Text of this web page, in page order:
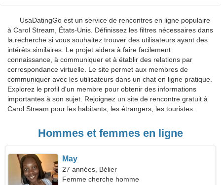
UsaDatingGo est un service de rencontres en ligne populaire
à Carol Stream, États-Unis. Définissez les filtres nécessaires dans
la recherche si vous souhaitez trouver des utilisateurs ayant des
intérêts similaires. Le projet aidera à faire facilement
connaissance, à communiquer et à établir des relations par
correspondance virtuelle. Le site permet aux membres de
communiquer avec les utilisateurs dans un chat en ligne pratique.
Explorez le profil d'un membre pour obtenir des informations
importantes à son sujet. Rejoignez un site de rencontre gratuit à
Carol Stream pour les habitants, les étrangers, les touristes.
Hommes et femmes en ligne
May
27 années, Bélier
Femme cherche homme